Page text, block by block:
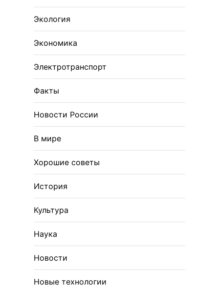
Экология
Экономика
Электротранспорт
Факты
Новости России
В мире
Хорошие советы
История
Культура
Наука
Новости
Новые технологии